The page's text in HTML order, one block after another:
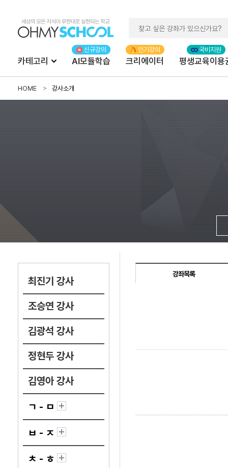
카테고리 AI모듈학습 크리에이터 평생교육이용
HOME 강사소개
최진기 강사
조승연 강사
김광석 강사
정현두 강사
김영아 강사
ㄱ - ㅁ
ㅂ - ㅈ
ㅊ - ㅎ
강좌목록